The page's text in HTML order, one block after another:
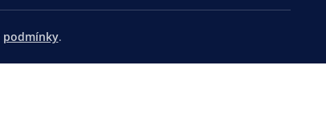
podmínky.